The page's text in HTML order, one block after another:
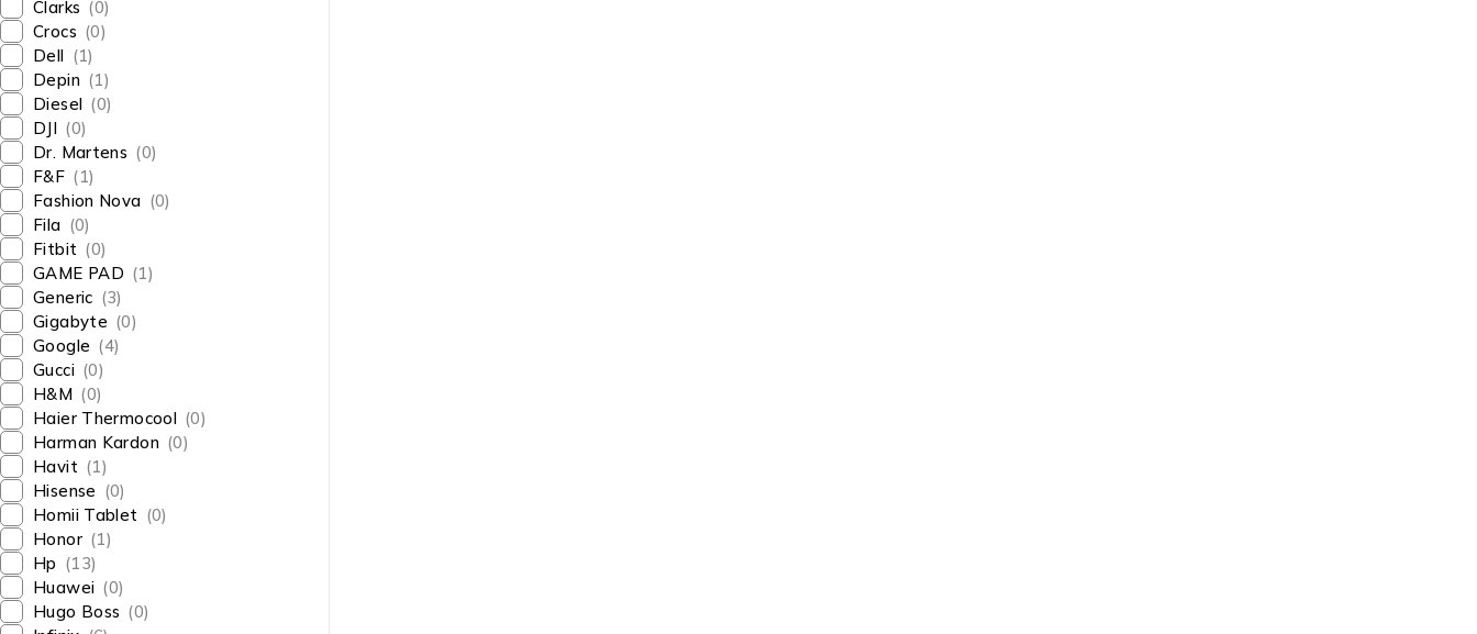
Clarks (0)
Crocs (0)
Dell (1)
Depin (1)
Diesel (0)
DJI (0)
Dr. Martens (0)
F&F (1)
Fashion Nova (0)
Fila (0)
Fitbit (0)
GAME PAD (1)
Generic (3)
Gigabyte (0)
Google (4)
Gucci (0)
H&M (0)
Haier Thermocool (0)
Harman Kardon (0)
Havit (1)
Hisense (0)
Homii Tablet (0)
Honor (1)
Hp (13)
Huawei (0)
Hugo Boss (0)